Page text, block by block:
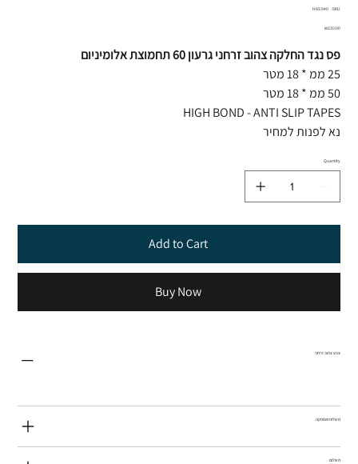
SKU:
SKU
940
HAS 940
Price
₪220.00
פס נגד החלקה צהוב זרחני גרעון 60 תחמוצת אלומיניום
25 ממ * 18 מטר
50 ממ * 18 מטר
HIGH BOND - ANTI SLIP TAPES
נא לפנות למחיר
Quantity
Add to Cart
Buy Now
צבע צהוב זרחני
משלוח ואספקה
תשלום